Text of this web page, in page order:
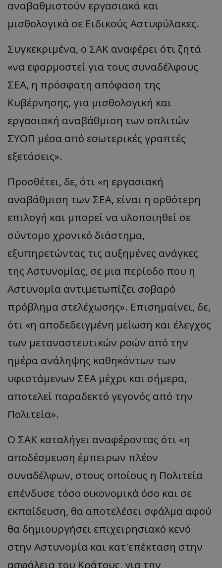
αναβαθμιστούν εργασιακά και
μισθολογικά σε Ειδικούς Αστυφύλακες.
Συγκεκριμένα, ο ΣΑΚ αναφέρει ότι ζητά
«να εφαρμοστεί για τους συναδέλφους
ΣΕΑ, η πρόσφατη απόφαση της
Κυβέρνησης, για μισθολογική και
εργασιακή αναβάθμιση των οπλιτών
ΣΥΟΠ μέσα από εσωτερικές γραπτές
εξετάσεις».
Προσθέτει, δε, ότι «η εργασιακή
αναβάθμιση των ΣΕΑ, είναι η ορθότερη
επιλογή και μπορεί να υλοποιηθεί σε
σύντομο χρονικό διάστημα,
εξυπηρετώντας τις αυξημένες ανάγκες
της Αστυνομίας, σε μια περίοδο που η
Αστυνομία αντιμετωπίζει σοβαρό
πρόβλημα στελέχωσης». Επισημαίνει, δε,
ότι «η αποδεδειγμένη μείωση και έλεγχος
των μεταναστευτικών ροών από την
ημέρα ανάληψης καθηκόντων των
υφιστάμενων ΣΕΑ μέχρι και σήμερα,
αποτελεί παραδεκτό γεγονός από την
Πολιτεία».
Ο ΣΑΚ καταλήγει αναφέροντας ότι «η
αποδέσμευση έμπειρων πλέον
συναδέλφων, στους οποίους η Πολιτεία
επένδυσε τόσο οικονομικά όσο και σε
εκπαίδευση, θα αποτελέσει σφάλμα αφού
θα δημιουργήσει επιχειρησιακό κενό
στην Αστυνομία και κατ'επέκταση στην
ασφάλεια του Κράτους, για την